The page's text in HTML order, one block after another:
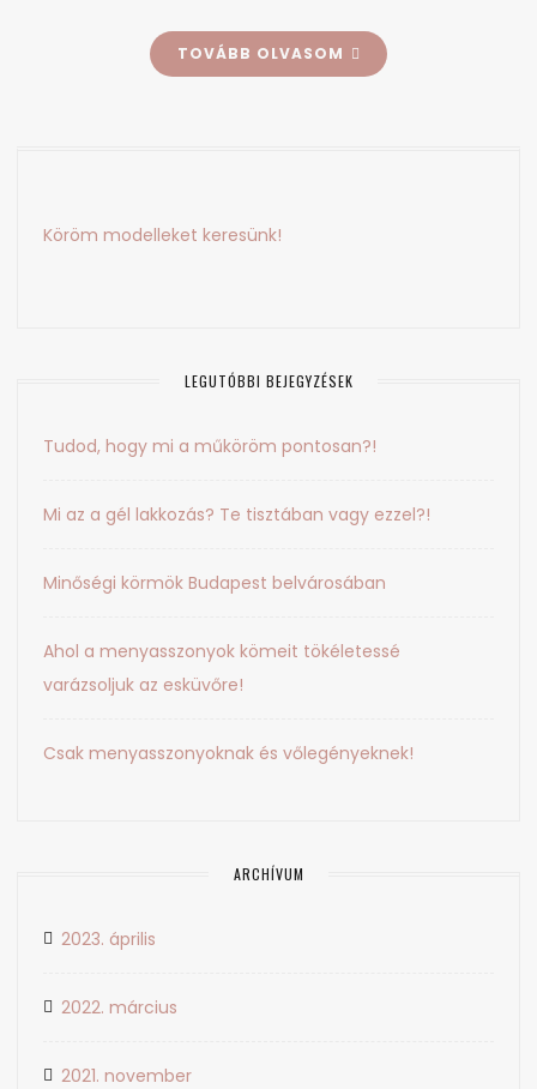
TOVÁBB OLVASOM
Köröm modelleket keresünk!
LEGUTÓBBI BEJEGYZÉSEK
Tudod, hogy mi a műköröm pontosan?!
Mi az a gél lakkozás? Te tisztában vagy ezzel?!
Minőségi körmök Budapest belvárosában
Ahol a menyasszonyok kömeit tökéletessé
varázsoljuk az esküvőre!
Csak menyasszonyoknak és vőlegényeknek!
ARCHÍVUM
2023. április
2022. március
2021. november